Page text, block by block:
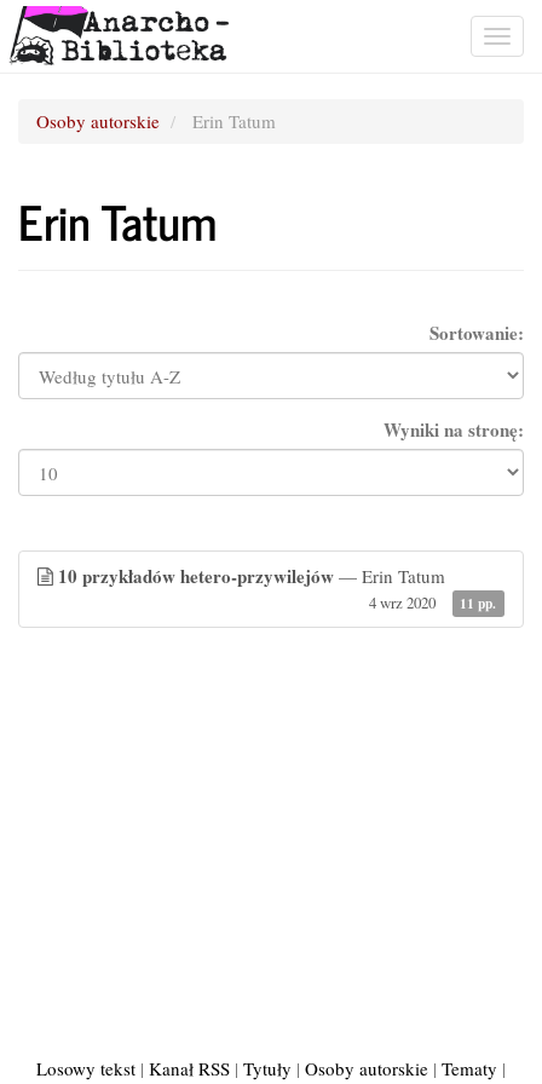
Osoby autorskie Erin Tatum
Erin Tatum
Sortowanie:
Wyniki na stronę:
10 przykładów hetero-przywilejów — Erin Tatum
4 wrz 2020 11 pp.
Losowy tekst | Kanał RSS | Tytuły | Osoby autorskie | Tematy |